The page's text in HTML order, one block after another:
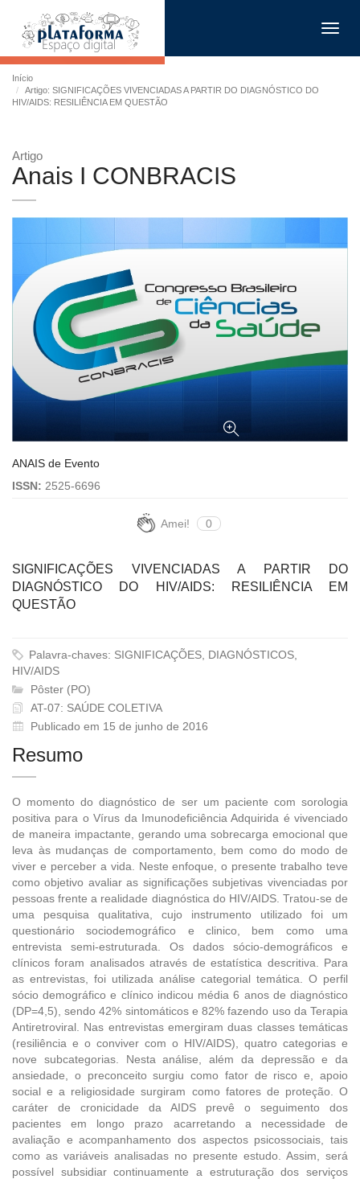
Início
Artigo: SIGNIFICAÇÕES VIVENCIADAS A PARTIR DO DIAGNÓSTICO DO
HIV/AIDS: RESILIÊNCIA EM QUESTÃO
Artigo
Anais I CONBRACIS
ANAIS de Evento
ISSN: 2525-6696
Amei! 0
SIGNIFICAÇÕES VIVENCIADAS A PARTIR DO
DIAGNÓSTICO DO HIV/AIDS: RESILIÊNCIA EM
QUESTÃO
Palavra-chaves: SIGNIFICAÇÕES, DIAGNÓSTICOS,
HIV/AIDS
Pôster (PO)
AT-07: SAÚDE COLETIVA
Publicado em 15 de junho de 2016
Resumo
O momento do diagnóstico de ser um paciente com sorologia
positiva para o Vírus da Imunodeficiência Adquirida é vivenciado
de maneira impactante, gerando uma sobrecarga emocional que
leva às mudanças de comportamento, bem como do modo de
viver e perceber a vida. Neste enfoque, o presente trabalho teve
como objetivo avaliar as significações subjetivas vivenciadas por
pessoas frente a realidade diagnóstica do HIV/AIDS. Tratou-se de
uma pesquisa qualitativa, cujo instrumento utilizado foi um
questionário sociodemográfico e clinico, bem como uma
entrevista semi-estruturada. Os dados sócio-demográficos e
clínicos foram analisados através de estatística descritiva. Para
as entrevistas, foi utilizada análise categorial temática. O perfil
sócio demográfico e clínico indicou média 6 anos de diagnóstico
(DP=4,5), sendo 42% sintomáticos e 82% fazendo uso da Terapia
Antiretroviral. Nas entrevistas emergiram duas classes temáticas
(resiliência e o conviver com o HIV/AIDS), quatro categorias e
nove subcategorias. Nesta análise, além da depressão e da
ansiedade, o preconceito surgiu como fator de risco e, apoio
social e a religiosidade surgiram como fatores de proteção. O
caráter de cronicidade da AIDS prevê o seguimento dos
pacientes em longo prazo acarretando a necessidade de
avaliação e acompanhamento dos aspectos psicossociais, tais
como as variáveis analisadas no presente estudo. Assim, será
possível subsidiar continuamente a estruturação dos serviços